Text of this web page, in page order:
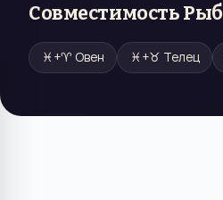
СовместимостьРыб
♓ +♈ Овен ♓ +♉ Телец